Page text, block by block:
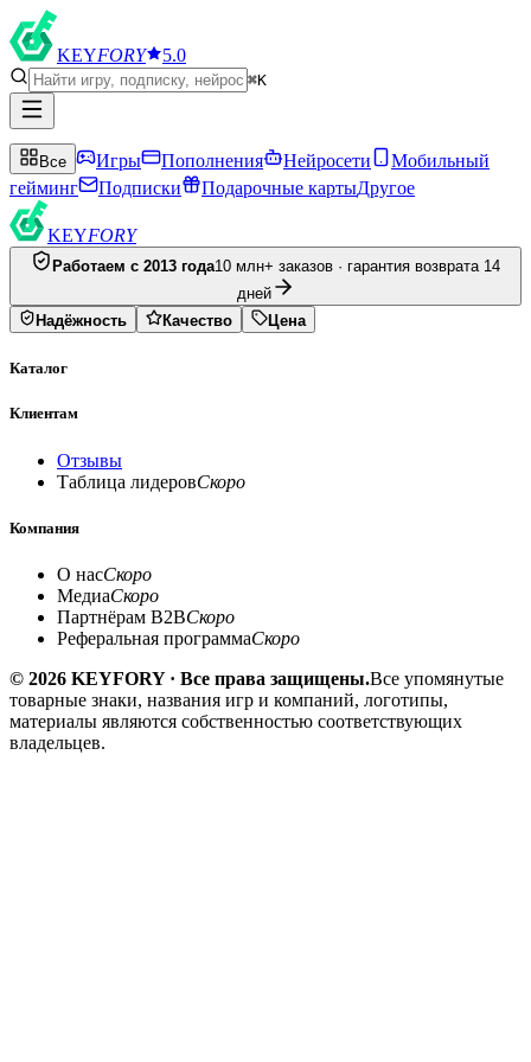
KEYFORY 5.0
⌘K
Все Игры Пополнения Нейросети
Мобильный
гейминг
Подписки Подарочные картыДругое
KEYFORY
Работаем с 2013 года10 млн+ заказов · гарантия возврата 14
дней
Надёжность
Качество Цена
Каталог
Клиентам
Отзывы
Таблица лидеровСкоро
Компания
О насСкоро
МедиаСкоро
Партнёрам B2BСкоро
Реферальная программаСкоро
© 2026 KEYFORY · Все права защищены.Все упомянутые
товарные знаки, названия игр и компаний, логотипы,
материалы являются собственностью соответствующих
владельцев.